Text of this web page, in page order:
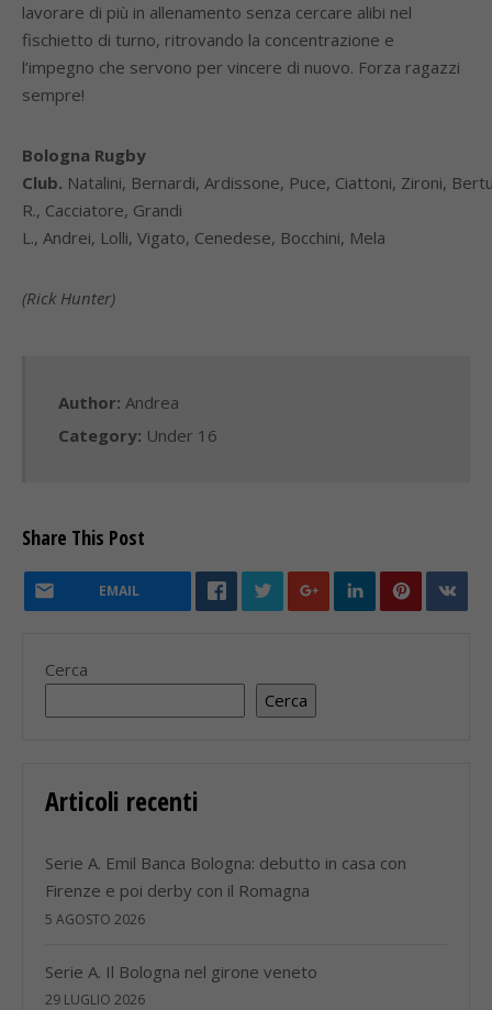
lavorare di più in allenamento senza cercare alibi nel
fischietto di turno, ritrovando la concentrazione e
l’impegno che servono per vincere di nuovo. Forza ragazzi
sempre!
Bologna Rugby
Club. Natalini, Bernardi, Ardissone, Puce, Ciattoni, Zironi,
R., Cacciatore, Grandi
L., Andrei, Lolli, Vigato, Cenedese, Bocchini, Mela
(Rick Hunter)
Author: Andrea
Category: Under 16
Share This Post
EMAIL
Cerca
Cerca
Articoli recenti
Serie A. Emil Banca Bologna: debutto in casa con
Firenze e poi derby con il Romagna
5 AGOSTO 2026
Serie A. Il Bologna nel girone veneto
29 LUGLIO 2026